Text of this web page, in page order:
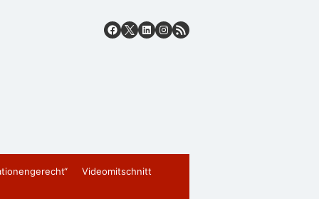
Videomitschnitt